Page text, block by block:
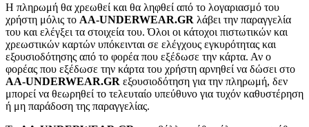
Η πληρωμή θα χρεωθεί και θα ληφθεί από το λογαριασμό του
χρήστη μόλις το AA-UNDERWEAR.GR λάβει την παραγγελία
του και ελέγξει τα στοιχεία του. Όλοι οι κάτοχοι πιστωτικών και
χρεωστικών καρτών υπόκεινται σε ελέγχους εγκυρότητας και
εξουσιοδότησης από το φορέα που εξέδωσε την κάρτα. Αν ο
φορέας που εξέδωσε την κάρτα του χρήστη αρνηθεί να δώσει στο
AA-UNDERWEAR.GR εξουσιοδότηση για την πληρωμή, δεν
μπορεί να θεωρηθεί το τελευταίο υπεύθυνο για τυχόν καθυστέρηση
ή μη παράδοση της παραγγελίας.